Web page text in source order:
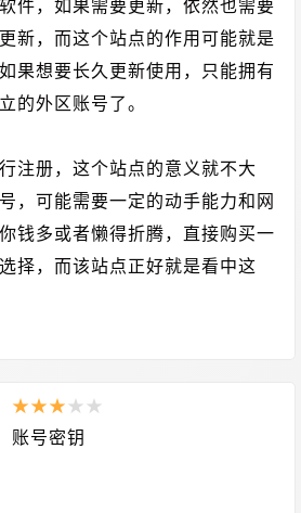
件，如果需要更新，依然也需要
新，而这个站点的作用可能就是
果想要长久更新使用，只能拥有
的外区账号了。
注册，这个站点的意义就不大
，可能需要一定的动手能力和网
钱多或者懒得折腾，直接购买一
择，而该站点正好就是看中这
★★★ ★ ★
账号密钥